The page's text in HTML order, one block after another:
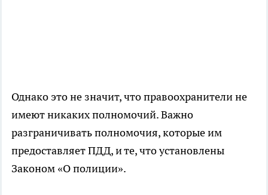
Однако это не значит, что правоохранители не
имеют никаких полномочий. Важно
разграничивать полномочия, которые им
предоставляет ПДД, и те, что установлены
Законом «О полиции».